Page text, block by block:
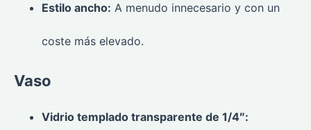
Estilo ancho: A menudo innecesario y con un
coste más elevado.
Vaso
Vidrio templado transparente de 1/4″: